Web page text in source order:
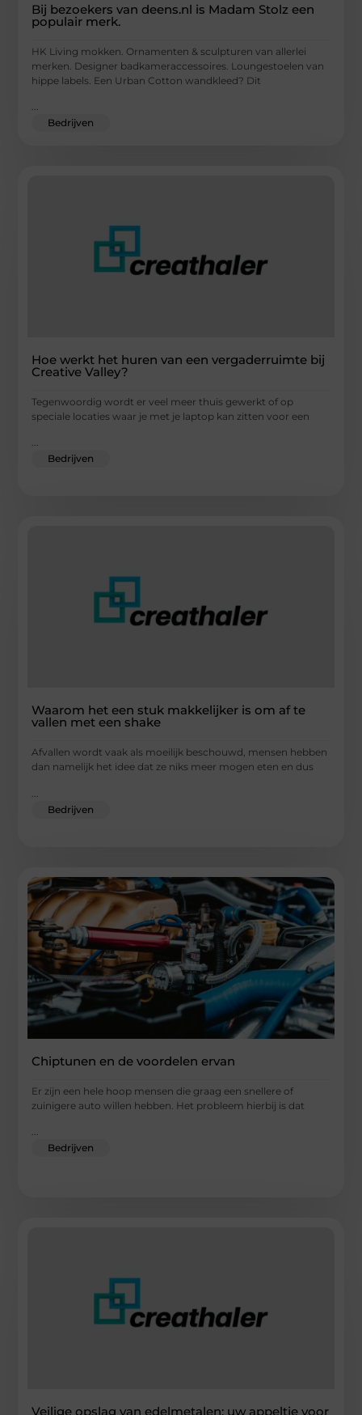
Bij bezoekers van deens.nl is Madam Stolz een
populair merk.
HK Living mokken. Ornamenten & sculpturen van allerlei
merken. Designer badkameraccessoires. Loungestoelen van
hippe labels. Een Urban Cotton wandkleed? Dit
...
Bedrijven
Hoe werkt het huren van een vergaderruimte bij
Creative Valley?
Tegenwoordig wordt er veel meer thuis gewerkt of op
speciale locaties waar je met je laptop kan zitten voor een
...
Bedrijven
Waarom het een stuk makkelijker is om af te
vallen met een shake
Afvallen wordt vaak als moeilijk beschouwd, mensen hebben
dan namelijk het idee dat ze niks meer mogen eten en dus
Bedrijven
Chiptunen en de voordelen ervan
Er zijn een hele hoop mensen die graag een snellere of
zuinigere auto willen hebben. Het probleem hierbij is dat
...
Bedrijven
Veilige opslag van edelmetalen: uw appeltje voor